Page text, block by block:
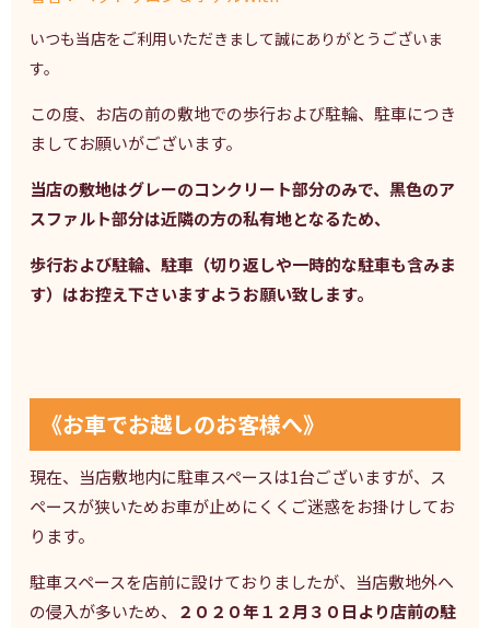
いつも当店をご利用いただきまして誠にありがとうございま
す。
この度、お店の前の敷地での歩行および駐輪、駐車につき
ましてお願いがございます。
当店の敷地はグレーのコンクリート部分のみで、黒色のア
スファルト部分は近隣の方の私有地となるため、
歩行および駐輪、駐車（切り返しや一時的な駐車も含みま
す）はお控え下さいますようお願い致します。
《お車でお越しのお客様へ》
現在、当店敷地内に駐車スペースは1台ございますが、ス
ペースが狭いためお車が止めにくくご迷惑をお掛けしてお
ります。
駐車スペースを店前に設けておりましたが、当店敷地外へ
の侵入が多いため、
２０２０年１２月３０日より店前の駐